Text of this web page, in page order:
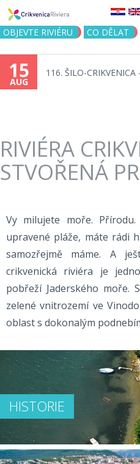
Jump to
OBJEVTE RIVIÉRU CO DĚLAT
15
AUG
116. ŠILO-CRIKVENICA
RIVIÉRA
STVOŘENÁ
Vy milujete moře.
upravené pláže, máte rádi
samozřejmě máme. A
crikvenická riviéra je
pobřeží Jaderského moře.
zelené vnitrozemí ve
oblast s dokonalým
HISTORIE